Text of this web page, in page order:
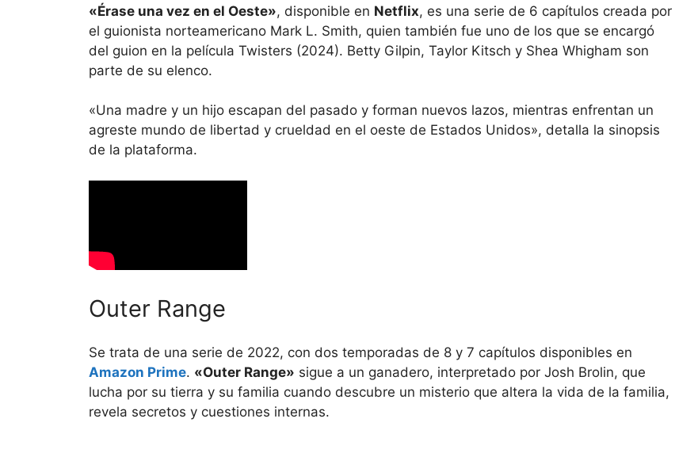
«Érase una vez en el Oeste», disponible en Netflix, es una serie de 6 capítulos creada por
el guionista norteamericano Mark L. Smith, quien también fue uno de los que se encargó
del guion en la película Twisters (2024). Betty Gilpin, Taylor Kitsch y Shea Whigham son
parte de su elenco.
«Una madre y un hijo escapan del pasado y forman nuevos lazos, mientras enfrentan un
agreste mundo de libertad y crueldad en el oeste de Estados Unidos», detalla la sinopsis
de la plataforma.
Outer Range
Se trata de una serie de 2022, con dos temporadas de 8 y 7 capítulos disponibles en
Amazon Prime. «Outer Range» sigue a un ganadero, interpretado por Josh Brolin, que
lucha por su tierra y su familia cuando descubre un misterio que altera la vida de la familia,
revela secretos y cuestiones internas.